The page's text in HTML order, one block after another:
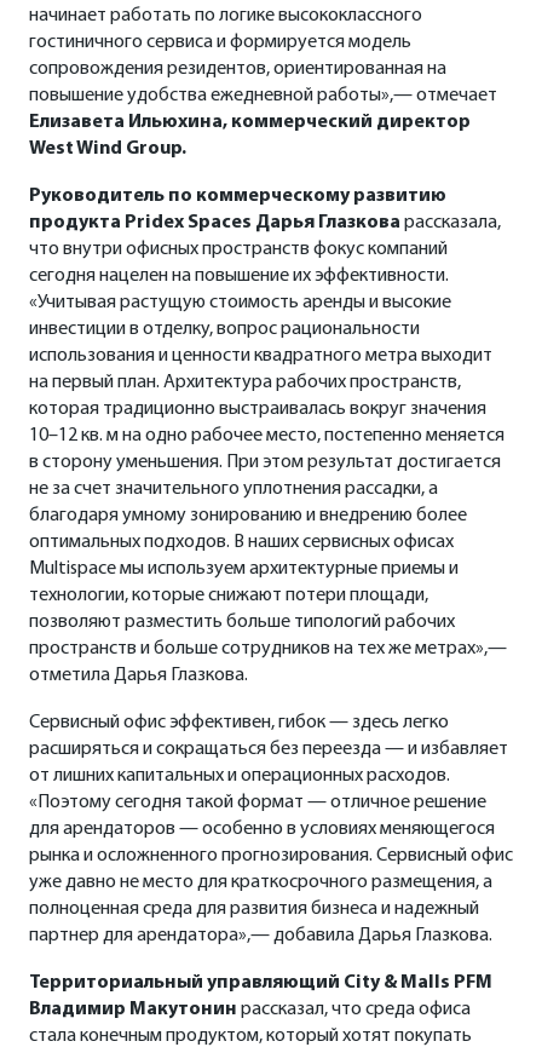
начинает работать по логике высококлассного
гостиничного сервиса и формируется модель
сопровождения резидентов, ориентированная на
повышение удобства ежедневной работы»,— отмечает
Елизавета Ильюхина, коммерческий директор
West Wind Group.
Руководитель по коммерческому развитию
продукта Pridex Spaces Дарья Глазкова рассказала,
что внутри офисных пространств фокус компаний
сегодня нацелен на повышение их эффективности.
«Учитывая растущую стоимость аренды и высокие
инвестиции в отделку, вопрос рациональности
использования и ценности квадратного метра выходит
на первый план. Архитектура рабочих пространств,
которая традиционно выстраивалась вокруг значения
10–12 кв. м на одно рабочее место, постепенно меняется
в сторону уменьшения. При этом результат достигается
не за счет значительного уплотнения рассадки, а
благодаря умному зонированию и внедрению более
оптимальных подходов. В наших сервисных офисах
Multispace мы используем архитектурные приемы и
технологии, которые снижают потери площади,
позволяют разместить больше типологий рабочих
пространств и больше сотрудников на тех же метрах»,—
отметила Дарья Глазкова.
Сервисный офис эффективен, гибок — здесь легко
расширяться и сокращаться без переезда — и избавляет
от лишних капитальных и операционных расходов.
«Поэтому сегодня такой формат — отличное решение
для арендаторов — особенно в условиях меняющегося
рынка и осложненного прогнозирования. Сервисный офис
уже давно не место для краткосрочного размещения, а
полноценная среда для развития бизнеса и надежный
партнер для арендатора»,— добавила Дарья Глазкова.
Территориальный управляющий City & Malls PFM
Владимир Макутонин рассказал, что среда офиса
стала конечным продуктом, который хотят покупать